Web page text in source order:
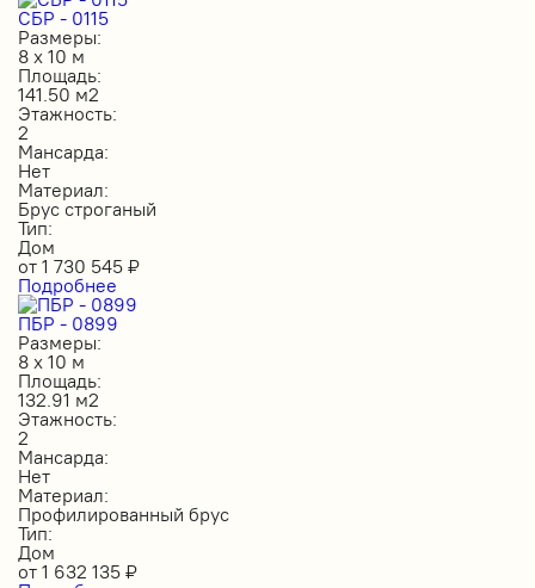
СБР - 0115
Размеры:
8 х 10 м
Площадь:
141.50 м2
Этажность:
2
Мансарда:
Нет
Материал:
Брус строганый
Тип:
Дом
от 1 730 545 ₽
Подробнее
ПБР - 0899
Размеры:
8 х 10 м
Площадь:
132.91 м2
Этажность:
2
Мансарда:
Нет
Материал:
Профилированный брус
Тип:
Дом
от 1 632 135 ₽